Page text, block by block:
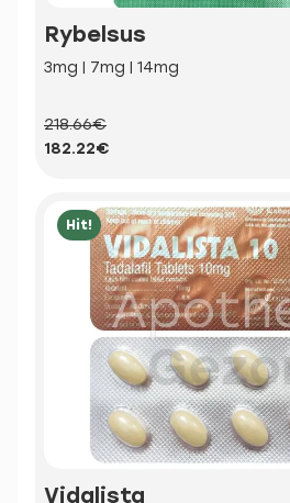
Rybelsus
3mg | 7mg | 14mg
218.66€
182.22€
Hit!
Vidalista